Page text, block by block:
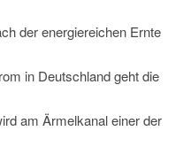
der energiereichen Ernte
in Deutschland geht die
am Ärmelkanal einer der